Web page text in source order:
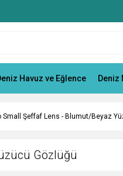
Havuz ve Eğlence Deniz
Small Şeffaf Lens - Blumut/Beyaz
Gözlüğü